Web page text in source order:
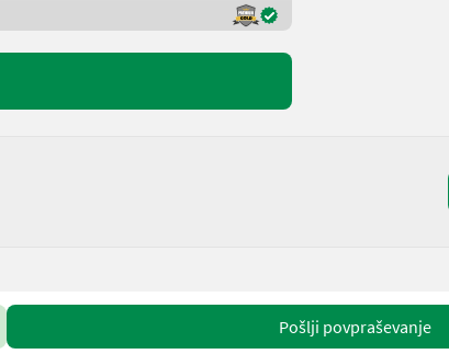
Pošlji povpraševanje